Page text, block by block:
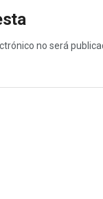
no será